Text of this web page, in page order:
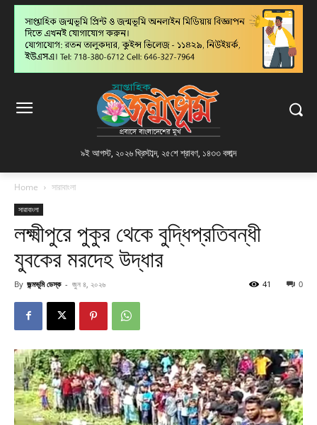
৯ই আগস্ট, ২০২৬ খ্রিস্টাব্দ, ২৫শে শ্রাবণ, ১৪৩৩ বঙ্গাব্দ
Home সারাবাংলা
সারাবাংলা
লক্ষ্মীপুরে পুকুর থেকে বুদ্ধিপ্রতিবন্ধী
যুবকের মরদেহ উদ্ধার
By জন্মভূমি ডেস্ক - জুন ৪, ২০২৬ 0
41